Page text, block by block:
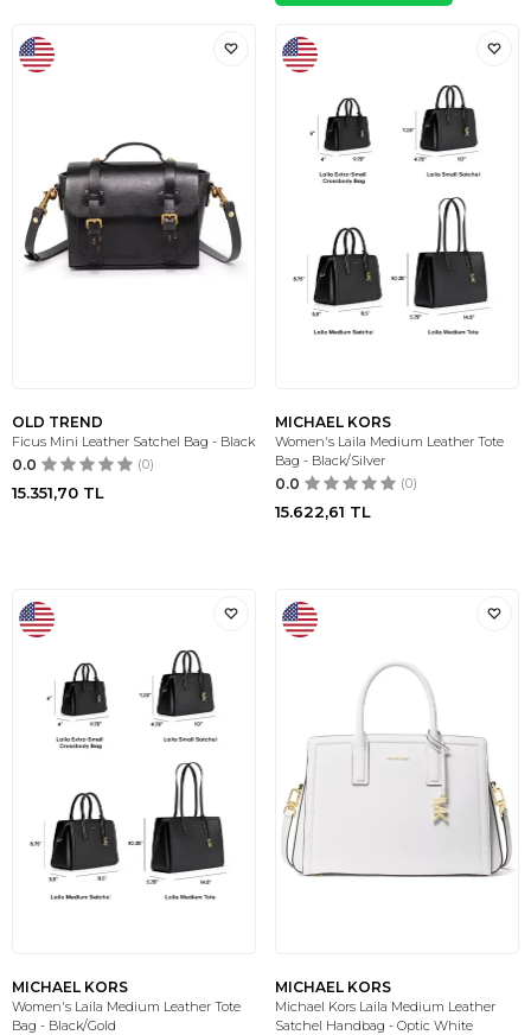
OLD TREND
Ficus Mini Leather Satchel Bag - Black
0.0 (0)
15.351,70 TL
MICHAEL KORS
Women's Laila Medium Leather Tote
Bag - Black/Silver
0.0 (0)
15.622,61 TL
MICHAEL KORS
Women's Laila Medium Leather Tote
Bag - Black/Gold
MICHAEL KORS
Michael Kors Laila Medium Leather
Satchel Handbag - Optic White